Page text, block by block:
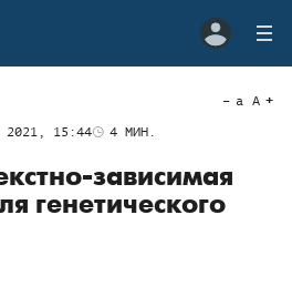
2021, 15:44 4 МИН.
a A
зависимая
генетического